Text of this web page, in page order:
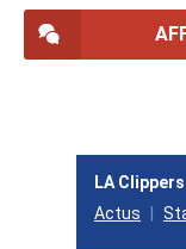
LA
Actus